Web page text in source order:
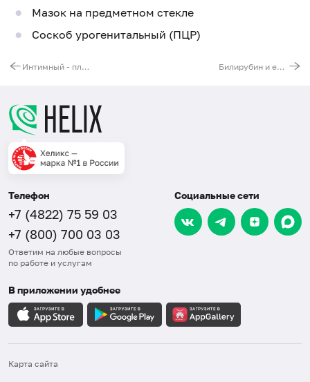
Мазок на предметном стекле
Соскоб урогенитальный (ПЦР)
Интимный - плюс - анализ мазка у женщин Билирубин и его фракции (общий, прямой и непрямой)
Телефон
+7 (4822) 75 59 03
+7 (800) 700 03 03
Ответим на любые вопросы
по работе и услугам
Социальные сети
В приложении удобнее
Карта сайта